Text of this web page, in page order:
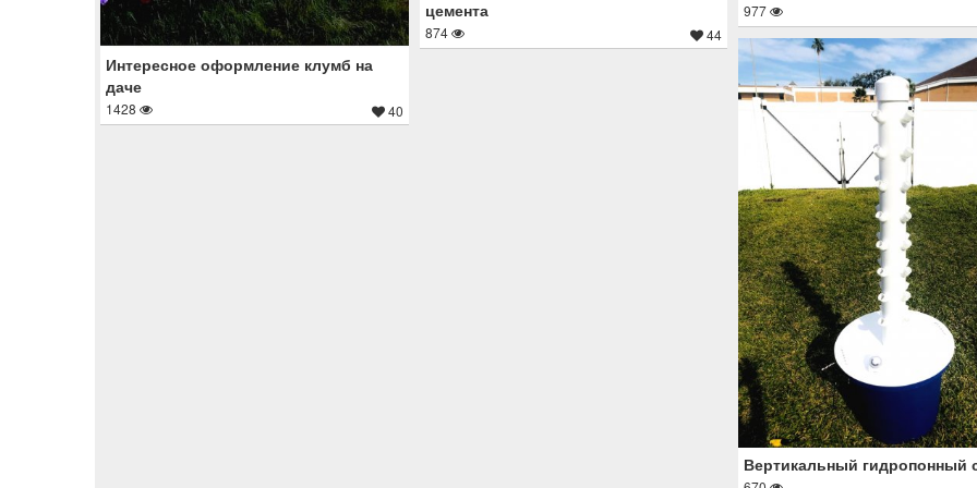
977
цемента
874 44
Интересное оформление клумб на
даче
1428 40
Вертикальный гидропонный